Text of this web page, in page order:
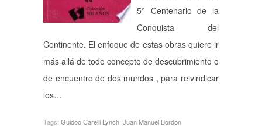
5° Centenario de la
Conquista del
Continente. El enfoque de estas obras quiere ir
más allá de todo concepto de descubrimiento o
de encuentro de dos mundos , para reivindicar
los…
Tags: Guidoo Carelli Lynch Juan Manuel Bordon